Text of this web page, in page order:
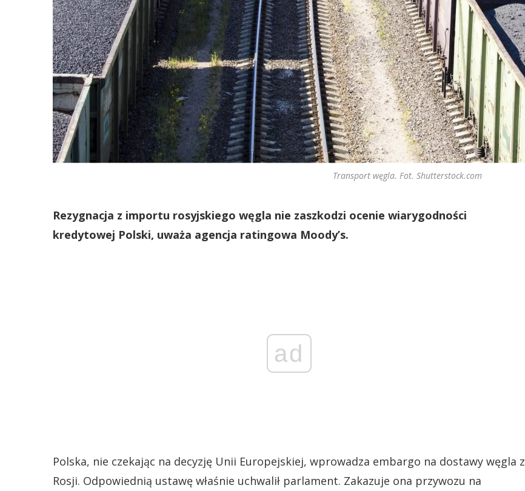
Transport węgla. Fot. Shutterstock.com
Rezygnacja z importu rosyjskiego węgla nie zaszkodzi ocenie wiarygodności
kredytowej Polski, uważa agencja ratingowa Moody’s.
ad
Polska, nie czekając na decyzję Unii Europejskiej, wprowadza embargo na dostawy węgla z
Rosji. Odpowiednią ustawę właśnie uchwalił parlament. Zakazuje ona przywozu na